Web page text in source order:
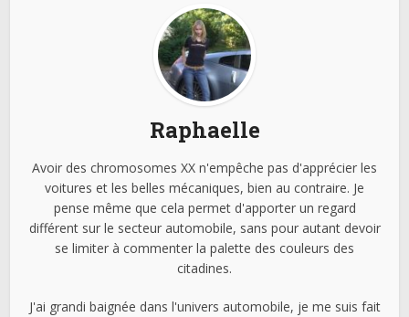
Raphaelle
Avoir des chromosomes XX n'empêche pas d'apprécier les
voitures et les belles mécaniques, bien au contraire. Je
pense même que cela permet d'apporter un regard
différent sur le secteur automobile, sans pour autant devoir
se limiter à commenter la palette des couleurs des
citadines.
J'ai grandi baignée dans l'univers automobile, je me suis fait